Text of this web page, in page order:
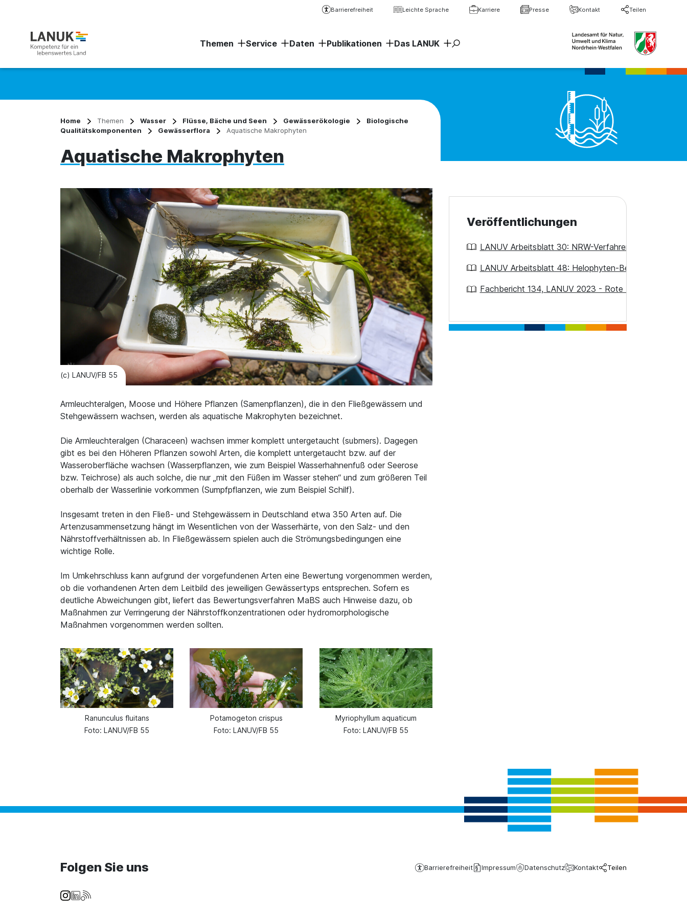
Barrierefreiheit Leichte Sprache Karriere Presse Kontakt Teilen
Themen Service Daten Publikationen Das LANUK
Suche schließen
Home Themen Wasser Flüsse, Bäche und Seen Gewässerökologie
Biologische
Qualitätskomponenten
Gewässerflora Aquatische Makrophyten
Aquatische Makrophyten
(c) LANUV/FB 55
Armleuchteralgen, Moose und Höhere Pflanzen (Samenpflanzen), die in den Fließgewässern und
Stehgewässern wachsen, werden als aquatische Makrophyten bezeichnet.
Die Armleuchteralgen (Characeen) wachsen immer komplett untergetaucht (submers). Dagegen
gibt es bei den Höheren Pflanzen sowohl Arten, die komplett untergetaucht bzw. auf der
Wasseroberfläche wachsen (Wasserpflanzen, wie zum Beispiel Wasserhahnenfuß oder Seerose
bzw. Teichrose) als auch solche, die nur „mit den Füßen im Wasser stehen“ und zum größeren Teil
oberhalb der Wasserlinie vorkommen (Sumpfpflanzen, wie zum Beispiel Schilf).
Insgesamt treten in den Fließ- und Stehgewässern in Deutschland etwa 350 Arten auf. Die
Artenzusammensetzung hängt im Wesentlichen von der Wasserhärte, von den Salz- und den
Nährstoffverhältnissen ab. In Fließgewässern spielen auch die Strömungsbedingungen eine
wichtige Rolle.
Im Umkehrschluss kann aufgrund der vorgefundenen Arten eine Bewertung vorgenommen werden,
ob die vorhandenen Arten dem Leitbild des jeweiligen Gewässertyps entsprechen. Sofern es
deutliche Abweichungen gibt, liefert das Bewertungsverfahren MaBS auch Hinweise dazu, ob
Maßnahmen zur Verringerung der Nährstoffkonzentrationen oder hydromorphologische
Maßnahmen vorgenommen werden sollten.
Ranunculus fluitans
Foto: LANUV/FB 55
Potamogeton crispus
Foto: LANUV/FB 55
Myriophyllum aquaticum
Foto: LANUV/FB 55
Veröffentlichungen
LANUV Arbeitsblatt 30: NRW-Verfahren zur
LANUV Arbeitsblatt 48: Helophyten-
Fachbericht 134, LANUV 2023 - Rote Liste und
Folgen Sie uns Barrierefreiheit Impressum Datenschutz Kontakt Teilen